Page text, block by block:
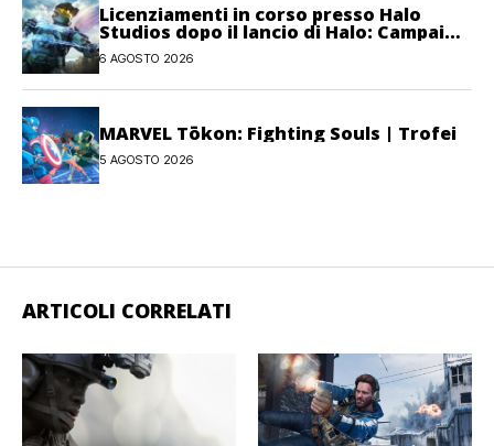
Licenziamenti in corso presso Halo
Studios dopo il lancio di Halo: Campaign
Evolved
6 AGOSTO 2026
MARVEL Tōkon: Fighting Souls | Trofei
5 AGOSTO 2026
ARTICOLI CORRELATI